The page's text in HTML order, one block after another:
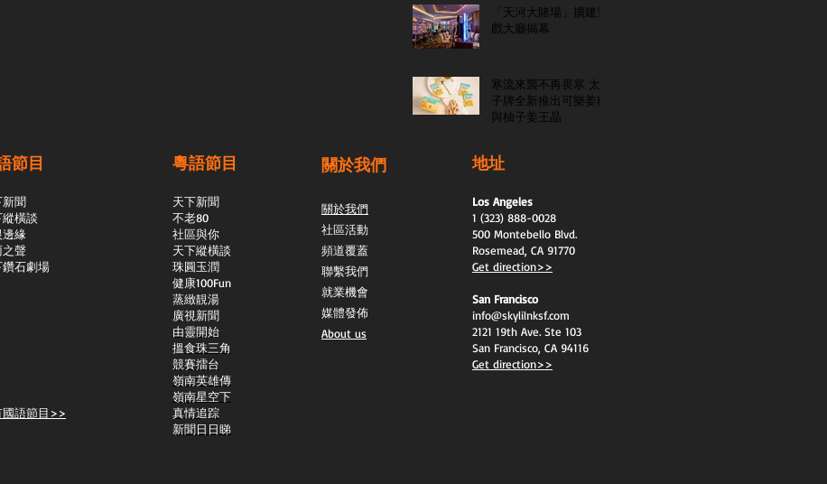
「天河大賭場」擴建遊
戲大廳揭幕
寒流來襲不再畏寒 太
子牌全新推出可樂姜糖
與柚子姜王晶
節目
新聞
縱橫談
緣
之聲
鑽石劇場
國語節目>>
粵語節目
天下新聞
不老80
社區與你
天下縱橫談
​珠圓玉潤
​健康100Fun
蒸緻靚湯
​廣視新聞
由靈開始
搵食珠三角
競賽擂台
嶺南英雄傳
嶺南星空下
真情追踪
新聞日日睇
關於我們
關於我們
社區活動
頻道覆蓋
聯繫我們
就業機會
媒體發佈
About us
地址
Los Angeles
1 (323) 888-0028
500 Montebello Blvd.
Rosemead, CA 91770
Get direction>>
San Francisco
info@skylilnksf.com
2121 19th Ave. Ste 103
San Francisco, CA 94116
Get direction>>